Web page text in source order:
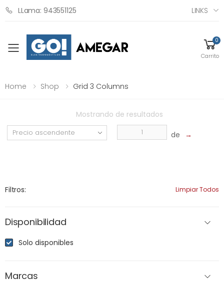
LLama: 943551125 LINKS
Toggle mobile menu
0
Carrito
Home Shop Grid 3 Columns
Mostrando de resultados
de →
Filtros: Limpiar Todos
Disponibilidad
Solo disponibles
Marcas